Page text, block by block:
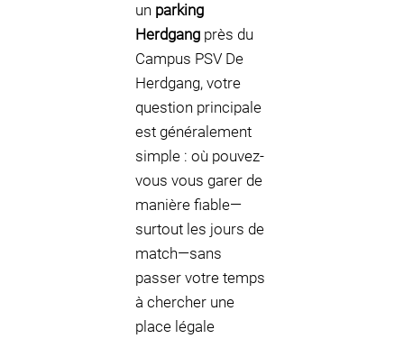
un parking
Herdgang près du
Campus PSV De
Herdgang, votre
question principale
est généralement
simple : où pouvez-
vous vous garer de
manière fiable—
surtout les jours de
match—sans
passer votre temps
à chercher une
place légale